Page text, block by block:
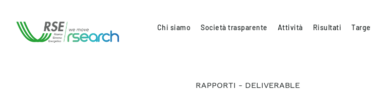
Chi siamo Società trasparente Attività Risultati
RAPPORTI - DELIVERABLE